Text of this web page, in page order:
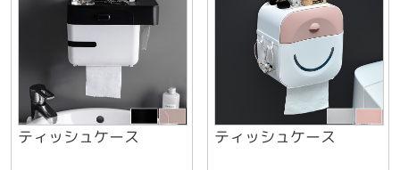
ティッシュケース ティッシュケース